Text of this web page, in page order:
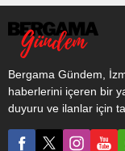
Bergama Gündem,
haberlerini içeren bir
duyuru ve ilanlar için